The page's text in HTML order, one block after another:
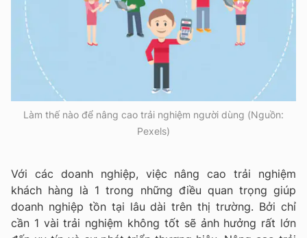
Làm thế nào để nâng cao trải nghiệm người dùng (Nguồn:
Pexels)
Với các doanh nghiệp, việc nâng cao trải nghiệm
khách hàng là 1 trong những điều quan trọng giúp
doanh nghiệp tồn tại lâu dài trên thị trường. Bởi chỉ
cần 1 vài trải nghiệm không tốt sẽ ảnh hưởng rất lớn